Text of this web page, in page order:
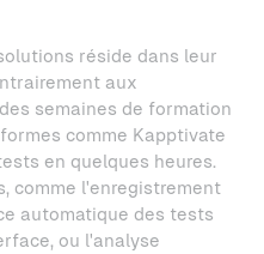
réside dans leur
aux
semaines de formation
comme Kapptivate
en quelques heures.
comme l'enregistrement
automatique des tests
ou l'analyse